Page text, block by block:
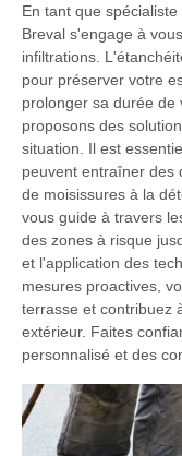
En tant que
Breval s'engage à
infiltrations.
pour préserver votre
prolonger sa durée de
proposons des
situation. Il est
peuvent entraîner des
de moisissures à la
vous guide à travers
des zones à risque
et l'application des
mesures proactives,
terrasse et contribuez
extérieur. Faites
personnalisé et des